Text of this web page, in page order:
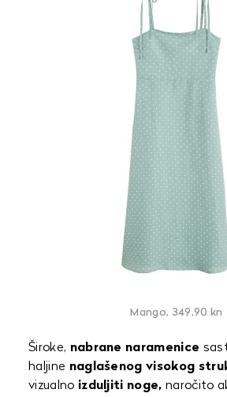
Mango, 349,90 kn
Široke, nabrane naramenice
haljine naglašenog visokog
vizualno izduljiti noge, naročito